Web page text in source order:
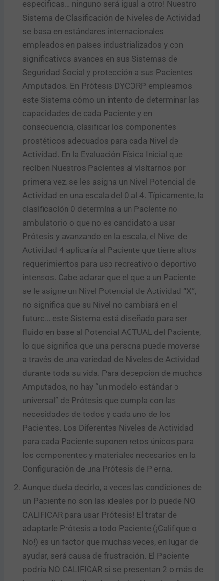
especificas… ninguno será igual a otro! Nuestro
Sistema de Clasificación de Niveles de Actividad
se basa en estándares internacionales
empleados en países industrializados y con
significativos avances en sus Sistemas de
Seguridad Social y protección a sus Pacientes
Amputados. En Prótesis DYCORP empleamos
este Sistema cómo un intento de determinar las
capacidades de cada Paciente y en
consecuencia, clasificar los componentes
prostéticos adecuados para cada Nivel de
Actividad. En la Evaluación Física Inicial que
reciben Nuestros Pacientes al visitarnos por
primera vez, se les asigna un Nivel Potencial de
Actividad en una escala del 0 al 4. Típicamente, la
clasificación 0 determina a un Paciente no
ambulatorio o que no es candidato a usar
Prótesis y avanzando en la escala, el Nivel de
Actividad 4 aplicaría al Paciente que tiene altos
requerimientos para uso recreativo o deportivo
intensos. Cabe aclarar que el que a un Paciente
se le asigne un Nivel Potencial de Actividad “X”,
no significa que su Nivel no cambiará en el
futuro… este Sistema está diseñado para ser
fluido en base al Potencial ACTUAL del Paciente,
lo que significa que una persona puede moverse
a través de una variedad de Niveles de Actividad
durante toda su vida. Para decepción de muchos
Amputados, no hay “un modelo estándar o
universal” de Prótesis que cumpla con las
necesidades de todos y cada uno de los
Pacientes. Los Diferentes Niveles de Actividad
para cada Paciente suponen retos únicos para
los componentes y materiales necesarios en la
Configuración de una Prótesis de Pierna.
Aunque duela decirlo, a veces las condiciones de
un Paciente no son las ideales por lo puede NO
CALIFICAR para usar Prótesis! El tratar de
adaptarle Prótesis a todo Paciente (¡Califique o
No!) es un factor que muchas veces, en lugar de
ayudar, será causa de frustración. El Paciente
podría NO CALIFICAR si se presentan 2 o más de